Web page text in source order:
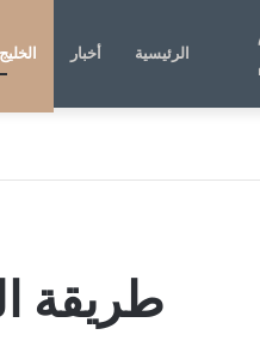
الرئيسية أخبار
طريقة